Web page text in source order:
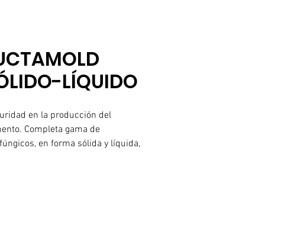
LÍQUIDO
en la producción del
Completa gama de
en forma sólida y líquida,